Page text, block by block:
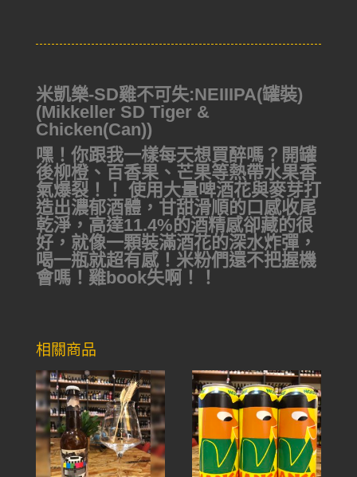
米凱樂-SD雞不可失:NEIIIPA(罐裝)
(Mikkeller SD Tiger &
Chicken(Can))
嘿！你跟我一樣每天想買醉嗎？開罐
後柳橙、百香果、芒果等熱帶水果香
氣爆裂！！ 使用大量啤酒花與麥芽打
造出濃郁酒體，甘甜滑順的口感收尾
乾淨，高達11.4%的酒精感卻藏的很
好，就像一顆裝滿酒花的深水炸彈，
喝一瓶就超有感！米粉們還不把握機
會嗎！雞book失啊！！
相關商品